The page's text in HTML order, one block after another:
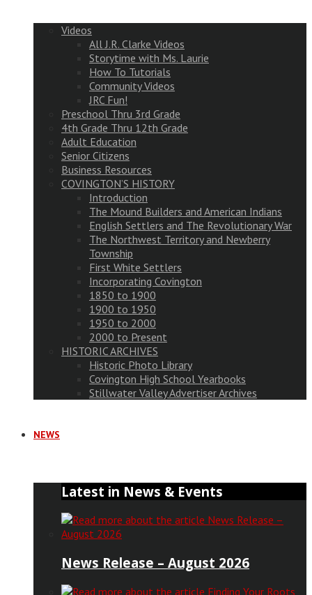
Videos
All J.R. Clarke Videos
Storytime with Ms. Laurie
How To Tutorials
Community Videos
JRC Fun!
Preschool Thru 3rd Grade
4th Grade Thru 12th Grade
Adult Education
Senior Citizens
Business Resources
COVINGTON’S HISTORY
Introduction
The Mound Builders and American Indians
English Settlers and The Revolutionary War
The Northwest Territory and Newberry
Township
First White Settlers
Incorporating Covington
1850 to 1900
1900 to 1950
1950 to 2000
2000 to Present
HISTORIC ARCHIVES
Historic Photo Library
Covington High School Yearbooks
Stillwater Valley Advertiser Archives
NEWS
Latest in News & Events
News Release – August 2026